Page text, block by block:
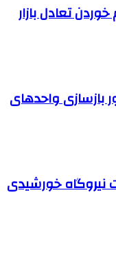
تعادل بازار
بازسازی واحدهای
خورشیدی